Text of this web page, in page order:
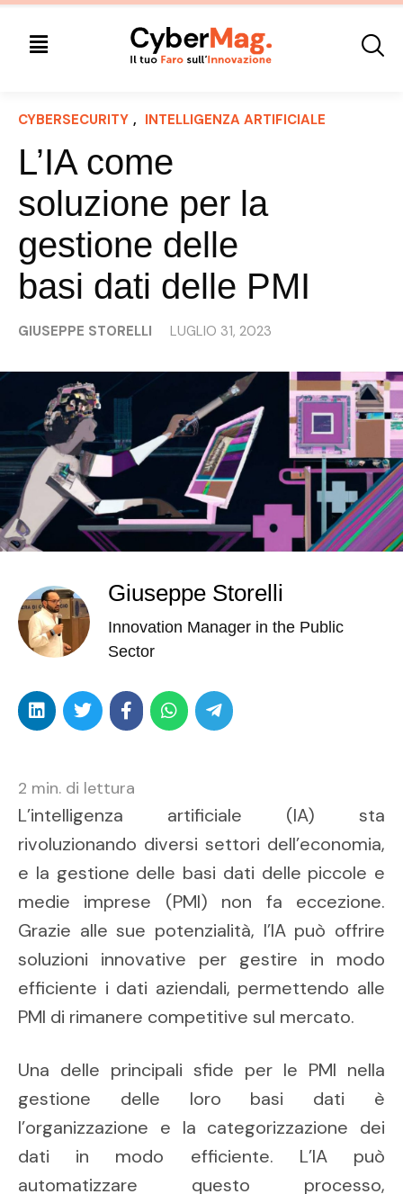
CYBERSECURITY , INTELLIGENZA ARTIFICIALE
L’IA come
soluzione per la
gestione delle
basi dati delle PMI
GIUSEPPE STORELLI LUGLIO 31, 2023
Giuseppe Storelli
Innovation Manager in the Public
Sector
2 min. di lettura
L’intelligenza artificiale (IA) sta
rivoluzionando diversi settori dell’economia,
e la gestione delle basi dati delle piccole e
medie imprese (PMI) non fa eccezione.
Grazie alle sue potenzialità, l’IA può offrire
soluzioni innovative per gestire in modo
efficiente i dati aziendali, permettendo alle
PMI di rimanere competitive sul mercato.
Una delle principali sfide per le PMI nella
gestione delle loro basi dati è
l’organizzazione e la categorizzazione dei
dati in modo efficiente. L’IA può
automatizzare questo processo,